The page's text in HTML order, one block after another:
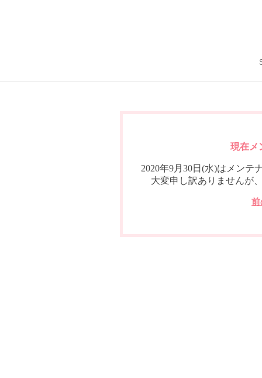
現在メ
2020年9月30日(水)はメンテ
大変申し訳ありませんが
前